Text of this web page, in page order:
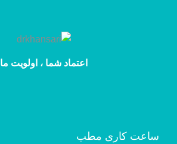
اعتماد شما ، اولویت ما
ساعت کاری مطب